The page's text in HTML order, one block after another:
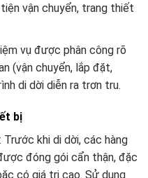
vận chuyển, trang thiết
vụ được phân công rõ
(vận chuyển, lắp đặt,
di dời diễn ra trơn tru.
bị
Trước khi di dời, các hàng
đóng gói cẩn thận, đặc
có giá trị cao. Sử dụng